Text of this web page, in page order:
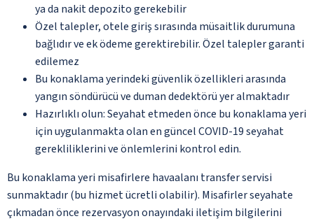
ya da nakit depozito gerekebilir
Özel talepler, otele giriş sırasında müsaitlik durumuna
bağlıdır ve ek ödeme gerektirebilir. Özel talepler garanti
edilemez
Bu konaklama yerindeki güvenlik özellikleri arasında
yangın söndürücü ve duman dedektörü yer almaktadır
Hazırlıklı olun: Seyahat etmeden önce bu konaklama yeri
için uygulanmakta olan en güncel COVID-19 seyahat
gerekliliklerini ve önlemlerini kontrol edin.
Bu konaklama yeri misafirlere havaalanı transfer servisi
sunmaktadır (bu hizmet ücretli olabilir). Misafirler seyahate
çıkmadan önce rezervasyon onayındaki iletişim bilgilerini